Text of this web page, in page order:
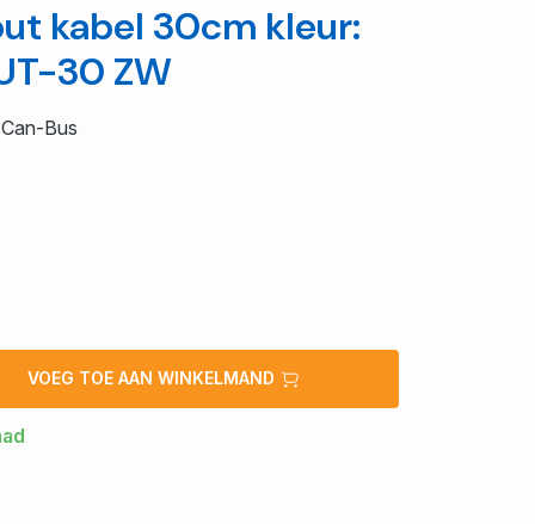
kabel 30cm kleur:
30 ZW
Bus
VOEG TOE AAN WINKELMAND